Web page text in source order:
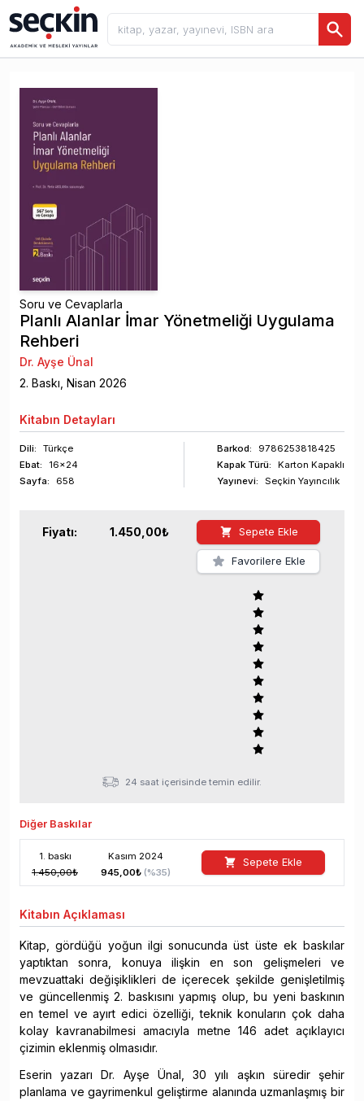
Soru ve Cevaplarla
Planlı Alanlar İmar Yönetmeliği Uygulama
Rehberi
Dr. Ayşe Ünal
2. Baskı, Nisan 2026
Kitabın Detayları
Dili:
Türkçe
Ebat:
16x24
Sayfa: 658
Barkod:
9786253818425
Kapak Türü:
Karton Kapaklı
Yayınevi:
Seçkin Yayıncılık
Fiyatı: 1.450,00₺ Sepete Ekle
Favorilere Ekle
24 saat içerisinde temin edilir.
Diğer Baskılar
1. baskı Kasım 2024
1.450,00₺ 945,00₺ (%35)
Sepete Ekle
Kitabın Açıklaması
Kitap, gördüğü yoğun ilgi sonucunda üst üste ek baskılar
yaptıktan sonra, konuya ilişkin en son gelişmeleri ve
mevzuattaki değişiklikleri de içerecek şekilde genişletilmiş
ve güncellenmiş 2. baskısını yapmış olup, bu yeni baskının
en temel ve ayırt edici özelliği, teknik konuların çok daha
kolay kavranabilmesi amacıyla metne 146 adet açıklayıcı
çizimin eklenmiş olmasıdır.
Eserin yazarı Dr. Ayşe Ünal, 30 yılı aşkın süredir şehir
planlama ve gayrimenkul geliştirme alanında uzmanlaşmış bir